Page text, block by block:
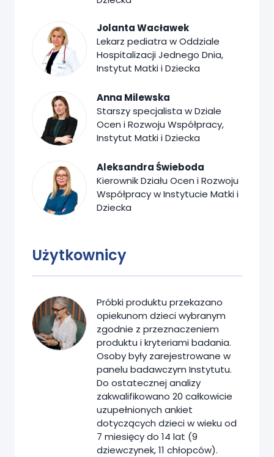
Jolanta Wacławek
Lekarz pediatra w Oddziale
Hospitalizacji Jednego Dnia,
Instytut Matki i Dziecka
Anna Milewska
Starszy specjalista w Dziale
Ocen i Rozwoju Współpracy,
Instytut Matki i Dziecka
Aleksandra Świeboda
Kierownik Działu Ocen i Rozwoju
Współpracy w Instytucie Matki i
Dziecka
Użytkownicy
Próbki produktu przekazano
opiekunom dzieci wybranym
zgodnie z przeznaczeniem
produktu i kryteriami badania.
Osoby były zarejestrowane w
panelu badawczym Instytutu.
Do ostatecznej analizy
zakwalifikowano 20 całkowicie
uzupełnionych ankiet
dotyczących dzieciw wieku od
7 miesięcydo 14 lat (9
dziewczynek,11 chłopców).